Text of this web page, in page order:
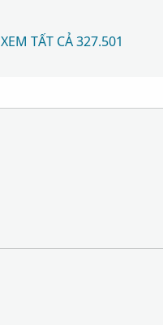
XEM TẤT CẢ 327.501